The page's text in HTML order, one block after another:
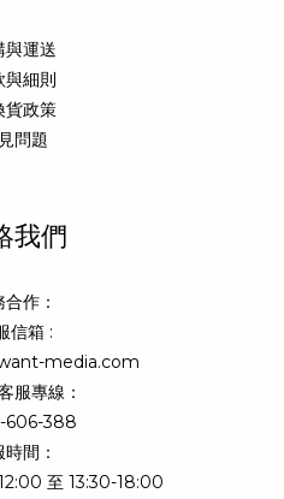
與運送
與細則
貨政策
問題
我們
作：
信箱 :
media.com
服專線：
388
間：
至 13:30-18:00